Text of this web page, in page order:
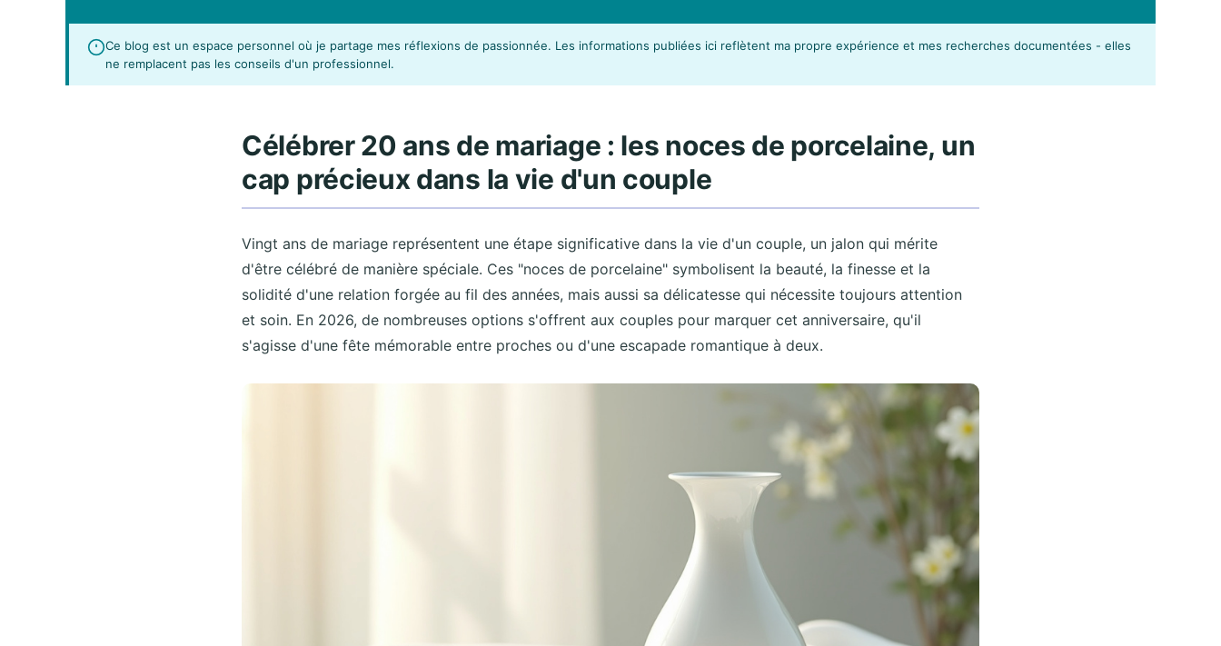
Ce blog est un espace personnel où je partage mes réflexions de passionnée. Les informations publiées ici reflètent ma propre expérience et mes recherches documentées - elles
ne remplacent pas les conseils d'un professionnel.
Célébrer 20 ans de mariage : les noces de porcelaine, un
cap précieux dans la vie d'un couple
Vingt ans de mariage représentent une étape significative dans la vie d'un couple, un jalon qui mérite
d'être célébré de manière spéciale. Ces "noces de porcelaine" symbolisent la beauté, la finesse et la
solidité d'une relation forgée au fil des années, mais aussi sa délicatesse qui nécessite toujours attention
et soin. En 2026, de nombreuses options s'offrent aux couples pour marquer cet anniversaire, qu'il
s'agisse d'une fête mémorable entre proches ou d'une escapade romantique à deux.